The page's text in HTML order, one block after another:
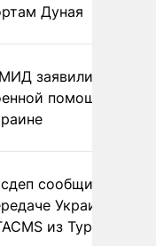
Дуная
заявили о
помощи
сообщил о
Украине
из Турции